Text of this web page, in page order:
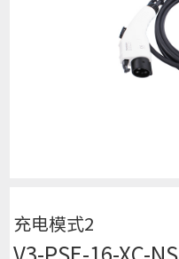
充电模式2